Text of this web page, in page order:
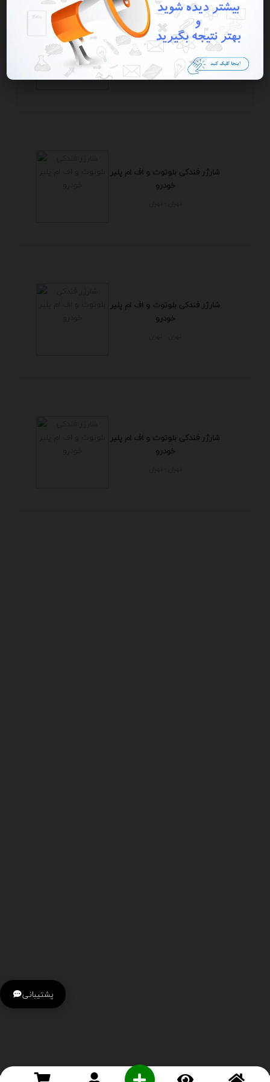
پشتیبانی
شارژر فندکی بلوتوث و اف ام پلیر
خودرو
تهران - تهران
شارژر فندکی بلوتوث و اف ام پلیر
خودرو
شارژر فندکی بلوتوث و اف ام پلیر
خودرو
شارژر فندکی بلوتوث و اف ام پلیر
خودرو